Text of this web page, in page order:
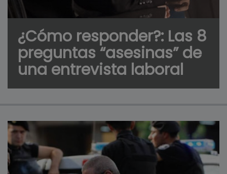
¿Cómo responder?: Las 8
preguntas “asesinas” de
una entrevista laboral